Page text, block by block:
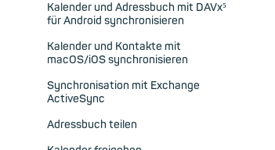
Kalender und Adressbuch mit DAVx⁵
für Android synchronisieren
Kalender und Kontakte mit
macOS/iOS synchronisieren
Synchronisation mit Exchange
ActiveSync
Adressbuch teilen